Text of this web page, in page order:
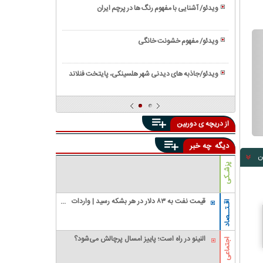
ویدئو/ آشنایی با مفهوم رنگ ها در پرچم ایران
ویدئو/ مفهوم خشونت خانگی
ویدئو/جاذبه های دیدنی شهر هلسینکی، پایتخت فنلاند
تهیه
از دریچه ی دوربین
دیگه چه خبر
پزشـکی
اقـتــصاد
قیمت نفت به ۸۳ دلار در هر بشکه رسید | واردات
اجتماعی النینو در راه است؛ پاییز امسال پرچالش می‌شود؟